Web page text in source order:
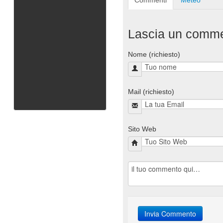
Lascia un
Nome (richiesto)
Mail (richiesto)
Sito Web